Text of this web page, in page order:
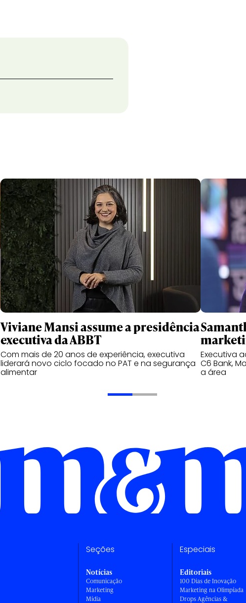
Viviane Mansi assume a presidência
executiva da ABBT
Com mais de 20 anos de experiência, executiva
liderará novo ciclo focado no PAT e na segurança
alimentar
Executiva
C6 Bank,
a área
Seções
Notícias
Comunicação
Marketing
Mídia
Especiais
Editoriais
100 Dias de Inovação
Marketing na Olimpíada
Drops Agências &